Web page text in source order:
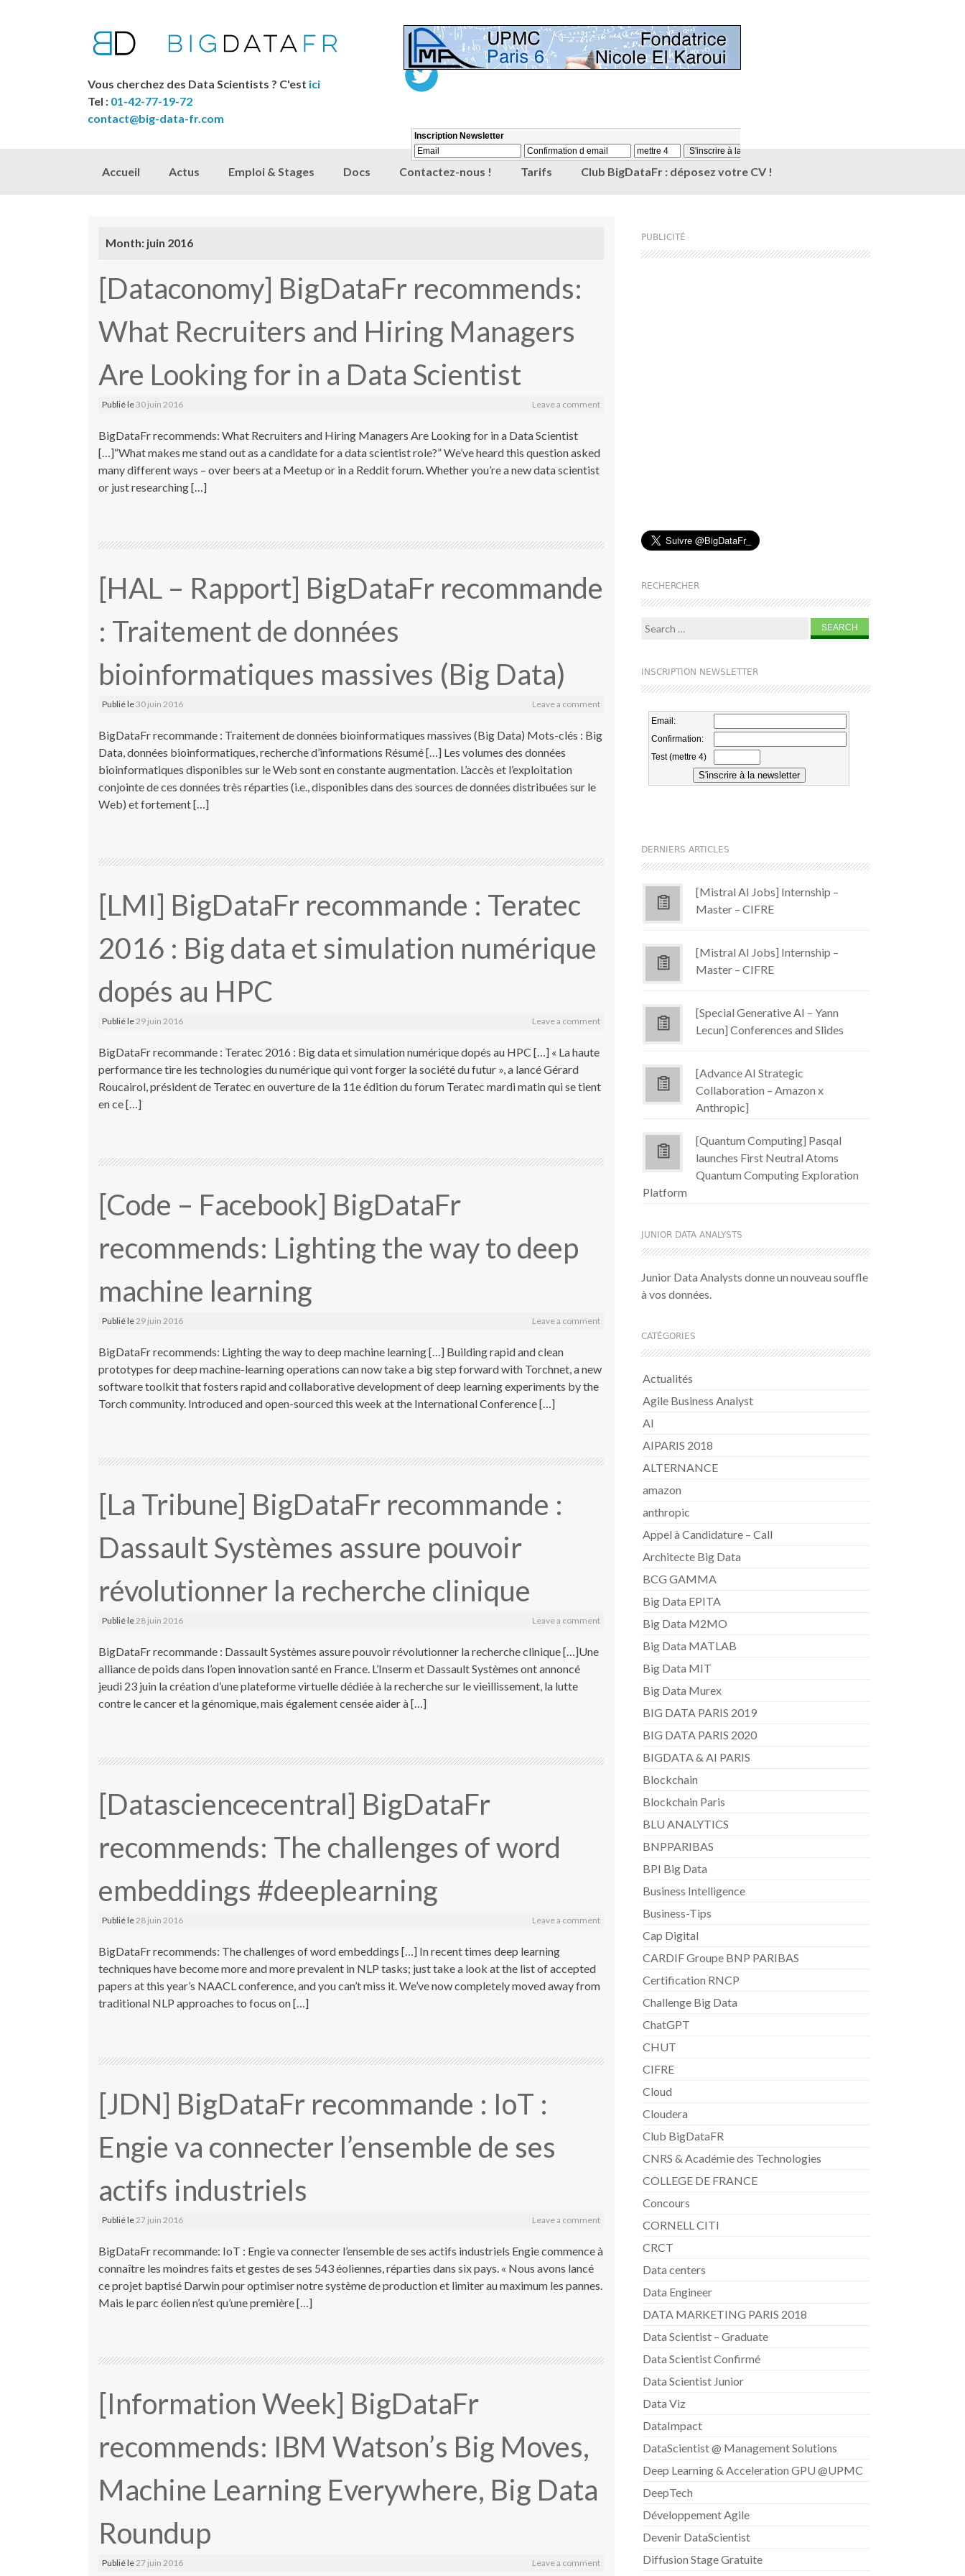
Vous cherchez des Data Scientists ? C'est ici
Tel : 01-42-77-19-72
contact@big-data-fr.com
Skip to content
Accueil Actus Emploi & Stages Docs Contactez-nous ! Tarifs Club BigDataFr : déposez votre CV !
Month: juin 2016
[Dataconomy] BigDataFr recommends:
What Recruiters and Hiring Managers
Are Looking for in a Data Scientist
Publié le30 juin 2016 Leave a comment
BigDataFr recommends: What Recruiters and Hiring Managers Are Looking for in a Data Scientist
[…]“What makes me stand out as a candidate for a data scientist role?” We’ve heard this question asked
many different ways – over beers at a Meetup or in a Reddit forum. Whether you’re a new data scientist
or just researching […]
[HAL – Rapport] BigDataFr recommande
: Traitement de données
bioinformatiques massives (Big Data)
Publié le30 juin 2016 Leave a comment
BigDataFr recommande : Traitement de données bioinformatiques massives (Big Data) Mots-clés : Big
Data, données bioinformatiques, recherche d’informations Résumé […] Les volumes des données
bioinformatiques disponibles sur le Web sont en constante augmentation. L’accès et l’exploitation
conjointe de ces données très réparties (i.e., disponibles dans des sources de données distribuées sur le
Web) et fortement […]
[LMI] BigDataFr recommande : Teratec
2016 : Big data et simulation numérique
dopés au HPC
Publié le 29 juin 2016 Leave a comment
BigDataFr recommande : Teratec 2016 : Big data et simulation numérique dopés au HPC […] « La haute
performance tire les technologies du numérique qui vont forger la société du futur », a lancé Gérard
Roucairol, président de Teratec en ouverture de la 11e édition du forum Teratec mardi matin qui se tient
en ce […]
[Code – Facebook] BigDataFr
recommends: Lighting the way to deep
machine learning
Publié le 29 juin 2016 Leave a comment
BigDataFr recommends: Lighting the way to deep machine learning […] Building rapid and clean
prototypes for deep machine-learning operations can now take a big step forward with Torchnet, a new
software toolkit that fosters rapid and collaborative development of deep learning experiments by the
Torch community. Introduced and open-sourced this week at the International Conference […]
[La Tribune] BigDataFr recommande :
Dassault Systèmes assure pouvoir
révolutionner la recherche clinique
Publié le 28 juin 2016 Leave a comment
BigDataFr recommande : Dassault Systèmes assure pouvoir révolutionner la recherche clinique […]Une
alliance de poids dans l’open innovation santé en France. L’Inserm et Dassault Systèmes ont annoncé
jeudi 23 juin la création d’une plateforme virtuelle dédiée à la recherche sur le vieillissement, la lutte
contre le cancer et la génomique, mais également censée aider à […]
[Datasciencecentral] BigDataFr
recommends: The challenges of word
embeddings #deeplearning
Publié le 28 juin 2016 Leave a comment
BigDataFr recommends: The challenges of word embeddings […] In recent times deep learning
techniques have become more and more prevalent in NLP tasks; just take a look at the list of accepted
papers at this year’s NAACL conference, and you can’t miss it. We’ve now completely moved away from
traditional NLP approaches to focus on […]
[JDN] BigDataFr recommande : IoT :
Engie va connecter l’ensemble de ses
actifs industriels
Publié le 27 juin 2016 Leave a comment
BigDataFr recommande: IoT : Engie va connecter l’ensemble de ses actifs industriels Engie commence à
connaître les moindres faits et gestes de ses 543 éoliennes, réparties dans six pays. « Nous avons lancé
ce projet baptisé Darwin pour optimiser notre système de production et limiter au maximum les pannes.
Mais le parc éolien n’est qu’une première […]
[Information Week] BigDataFr
recommends: IBM Watson’s Big Moves,
Machine Learning Everywhere, Big Data
Roundup
Publié le 27 juin 2016 Leave a comment
PUBLICITÉ
RECHERCHER
Search for:
INSCRIPTION NEWSLETTER
DERNIERS ARTICLES
[Mistral AI Jobs] Internship –
Master – CIFRE
[Mistral AI Jobs] Internship –
Master – CIFRE
[Special Generative AI – Yann
Lecun] Conferences and Slides
[Advance AI Strategic
Collaboration – Amazon x
Anthropic]
[Quantum Computing] Pasqal
launches First Neutral Atoms
Quantum Computing Exploration
Platform
JUNIOR DATA ANALYSTS
Junior Data Analysts donne un nouveau souffle
à vos données.
CATÉGORIES
Actualités
Agile Business Analyst
AI
AIPARIS 2018
ALTERNANCE
amazon
anthropic
Appel à Candidature – Call
Architecte Big Data
BCG GAMMA
Big Data EPITA
Big Data M2MO
Big Data MATLAB
Big Data MIT
Big Data Murex
BIG DATA PARIS 2019
BIG DATA PARIS 2020
BIGDATA & AI PARIS
Blockchain
Blockchain Paris
BLU ANALYTICS
BNPPARIBAS
BPI Big Data
Business Intelligence
Business-Tips
Cap Digital
CARDIF Groupe BNP PARIBAS
Certification RNCP
Challenge Big Data
ChatGPT
CHUT
CIFRE
Cloud
Cloudera
Club BigDataFR
CNRS & Académie des Technologies
COLLEGE DE FRANCE
Concours
CORNELL CITI
CRCT
Data centers
Data Engineer
DATA MARKETING PARIS 2018
Data Scientist – Graduate
Data Scientist Confirmé
Data Scientist Junior
Data Viz
DataImpact
DataScientist @ Management Solutions
Deep Learning & Acceleration GPU @UPMC
DeepTech
Développement Agile
Devenir DataScientist
Diffusion Stage Gratuite